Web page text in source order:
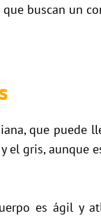
buscan un
que puede
el gris, aunque
es ágil y